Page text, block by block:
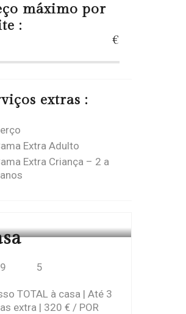
máximo por
:
€
extras :
Extra Adulto
Extra Criança – 2 a
9 5
TOTAL à casa | Até 3
extra | 320 € / POR